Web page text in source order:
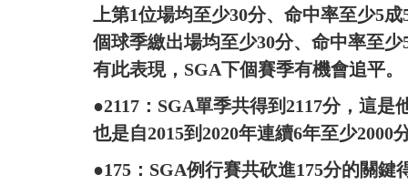
上第1位場均至少30分、命中率至少5
個球季繳出場均至少30分、命中率至
有此表現，SGA下個賽季有機會追平。
●2117：SGA單季共得到2117分，這
也是自2015到2020年連續6年至少2000
●175：SGA例行賽共砍進175分的關